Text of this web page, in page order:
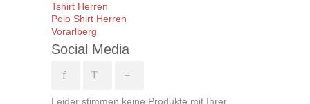
Tshirt Herren
Polo Shirt Herren
Vorarlberg
Social Media
Leider stimmen keine Produkte mit Ihrer